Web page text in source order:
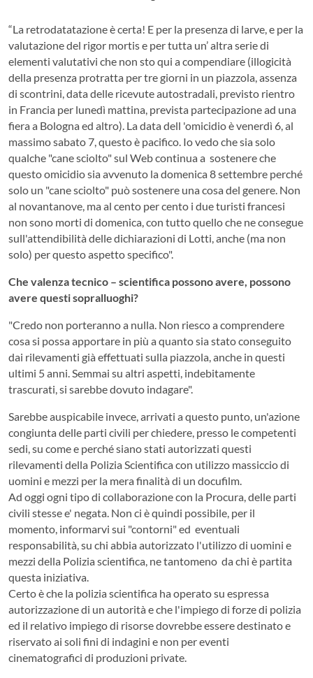
“La retrodatatazione è certa! E per la presenza di larve, e per la
valutazione del rigor mortis e per tutta un’ altra serie di
elementi valutativi che non sto qui a compendiare (illogicità
della presenza protratta per tre giorni in un piazzola, assenza
di scontrini, data delle ricevute autostradali, previsto rientro
in Francia per lunedì mattina, prevista partecipazione ad una
fiera a Bologna ed altro). La data dell 'omicidio è venerdì 6, al
massimo sabato 7, questo è pacifico. Io vedo che sia solo
qualche "cane sciolto" sul Web continua a sostenere che
questo omicidio sia avvenuto la domenica 8 settembre perché
solo un "cane sciolto" può sostenere una cosa del genere. Non
al novantanove, ma al cento per cento i due turisti francesi
non sono morti di domenica, con tutto quello che ne consegue
sull'attendibilità delle dichiarazioni di Lotti, anche (ma non
solo) per questo aspetto specifico".
Che valenza tecnico – scientifica possono avere, possono
avere questi sopralluoghi?
"Credo non porteranno a nulla. Non riesco a comprendere
cosa si possa apportare in più a quanto sia stato conseguito
dai rilevamenti già effettuati sulla piazzola, anche in questi
ultimi 5 anni. Semmai su altri aspetti, indebitamente
trascurati, si sarebbe dovuto indagare".
Sarebbe auspicabile invece, arrivati a questo punto, un'azione
congiunta delle parti civili per chiedere, presso le competenti
sedi, su come e perché siano stati autorizzati questi
rilevamenti della Polizia Scientifica con utilizzo massiccio di
uomini e mezzi per la mera finalità di un docufilm.
Ad oggi ogni tipo di collaborazione con la Procura, delle parti
civili stesse e' negata. Non ci è quindi possibile, per il
momento, informarvi sui "contorni" ed eventuali
responsabilità, su chi abbia autorizzato l'utilizzo di uomini e
mezzi della Polizia scientifica, ne tantomeno da chi è partita
questa iniziativa.
Certo è che la polizia scientifica ha operato su espressa
autorizzazione di un autorità e che l'impiego di forze di polizia
ed il relativo impiego di risorse dovrebbe essere destinato e
riservato ai soli fini di indagini e non per eventi
cinematografici di produzioni private.